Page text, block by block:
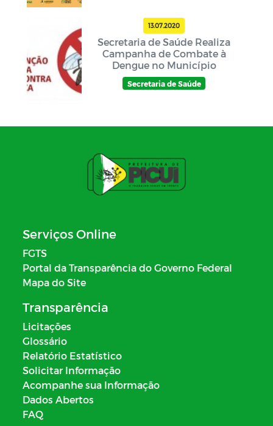
13.07.2020
Secretaria de Saúde Realiza
Campanha de Combate à
Dengue no Município
Secretaria de Saúde
Serviços Online
FGTS
Portal da Transparência do Governo Federal
Mapa do Site
Transparência
Licitações
Glossário
Relatório Estatístico
Solicitar Informação
Acompanhe sua Informação
Dados Abertos
FAQ